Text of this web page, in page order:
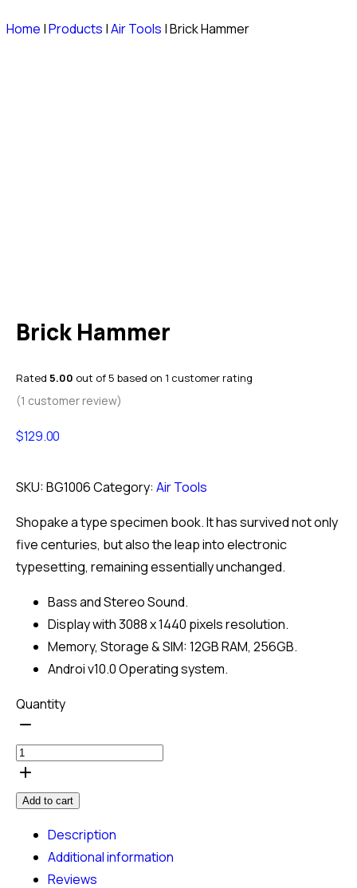
Home |Products |Air Tools |Brick Hammer
Brick Hammer
Rated 5.00 out of 5 based on 1 customer rating
(1 customer review)
$129.00
SKU:BG1006Category: Air Tools
Shopake a type specimen book. It has survived not only
five centuries, but also the leap into electronic
typesetting, remaining essentially unchanged.
Bass and Stereo Sound.
Display with 3088 x 1440 pixels resolution.
Memory, Storage & SIM: 12GB RAM, 256GB.
Androi v10.0 Operating system.
Brick
Hammer
quantity
Quantity
Add to cart
Description
Additional information
Reviews